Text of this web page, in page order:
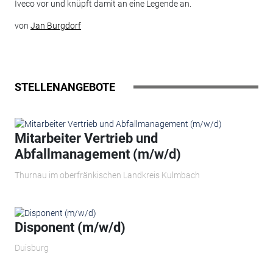
Iveco vor und knüpft damit an eine Legende an.
von Jan Burgdorf
STELLENANGEBOTE
Mitarbeiter Vertrieb und
Abfallmanagement (m/w/d)
Thurnau im oberfränkischen Landkreis Kulmbach
Disponent (m/w/d)
Duisburg